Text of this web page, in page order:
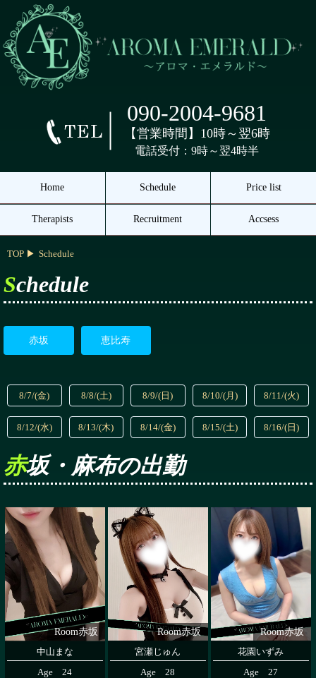
090-2004-9681
【営業時間】10時～翌6時
電話受付：9時～翌4時半
Home Schedule Price list
Therapists Recruitment Accsess
TOP Schedule
Schedule
赤坂 恵比寿
8/7/(金) 8/8/(土) 8/9/(日) 8/10/(月) 8/11/(火)
8/12/(水) 8/13/(木) 8/14/(金) 8/15/(土) 8/16/(日)
赤坂・麻布の出勤
Room赤坂
中山まな
Age 24
Room赤坂
宮瀬じゅん
Age 28
Room赤坂
花園いずみ
Age 27